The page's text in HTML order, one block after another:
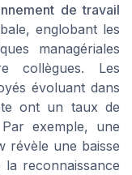
de travail
englobant les
managériales
collègues. Les
évoluant dans
ont un taux de
exemple, une
révèle une baisse
reconnaissance